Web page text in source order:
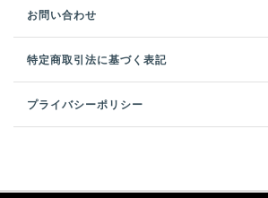
お問い合わせ
特定商取引法に基づく表記
プライバシーポリシー